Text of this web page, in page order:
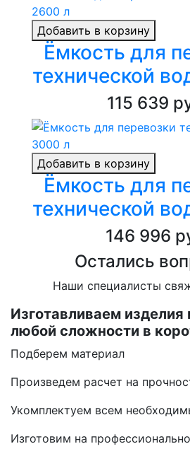
Добавить в корзину
Ёмкость для
технической
115 639
Добавить в корзину
Ёмкость для
технической
146 996
Остались
Наши специалисты
Изготавливаем изделия
любой сложности в
Подберем материал
Произведем расчет на
Укомплектуем всем
Изготовим на